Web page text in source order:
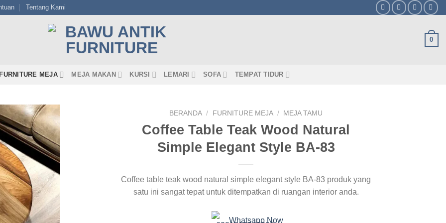
Tentang Kami
0
FURNITURE MEJA MEJA MAKAN KURSI LEMARI SOFA TEMPAT TIDUR
BERANDA / FURNITURE MEJA / MEJA TAMU
Coffee Table Teak Wood Natural
Simple Elegant Style BA-83
Coffee table teak wood natural simple elegant style BA-83 produk yang
satu ini sangat tepat untuk ditempatkan di ruangan interior anda.
Whatsapp Now